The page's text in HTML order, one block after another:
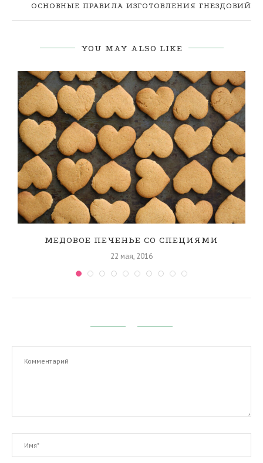
ОСНОВНЫЕ ПРАВИЛА ИЗГОТОВЛЕНИЯ ГНЕЗДОВИЙ
YOU MAY ALSO LIKE
МЕДОВОЕ ПЕЧЕНЬЕ СО СПЕЦИЯМИ
22 мая, 2016